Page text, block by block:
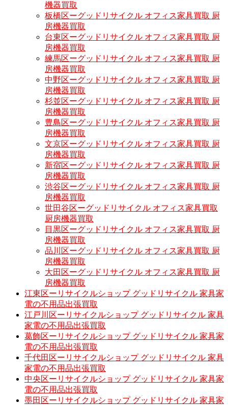
機器買取
板橋区ーグッドリサイクル オフィス家具買取 厨
房機器買取
台東区ーグッドリサイクル オフィス家具買取 厨
房機器買取
練馬区ーグッドリサイクル オフィス家具買取 厨
房機器買取
中野区ーグッドリサイクル オフィス家具買取 厨
房機器買取
杉並区ーグッドリサイクル オフィス家具買取 厨
房機器買取
豊島区ーグッドリサイクル オフィス家具買取 厨
房機器買取
文京区ーグッドリサイクル オフィス家具買取 厨
房機器買取
新宿区ーグッドリサイクル オフィス家具買取 厨
房機器買取
渋谷区ーグッドリサイクル オフィス家具買取 厨
房機器買取
世田谷区ーグッドリサイクル オフィス家具買取
厨房機器買取
目黒区ーグッドリサイクル オフィス家具買取 厨
房機器買取
品川区ーグッドリサイクル オフィス家具買取 厨
房機器買取
大田区ーグッドリサイクル オフィス家具買取 厨
房機器買取
江東区ーリサイクルショップ グッドリサイクル 家具家
電の不用品出張買取
江戸川区ーリサイクルショップ グッドリサイクル 家具
家電の不用品出張買取
葛飾区ーリサイクルショップ グッドリサイクル 家具家
電の不用品出張買取
千代田区ーリサイクルショップ グッドリサイクル 家具
家電の不用品出張買取
中央区ーリサイクルショップ グッドリサイクル 家具家
電の不用品出張買取
墨田区ーリサイクルショップ グッドリサイクル 家具家